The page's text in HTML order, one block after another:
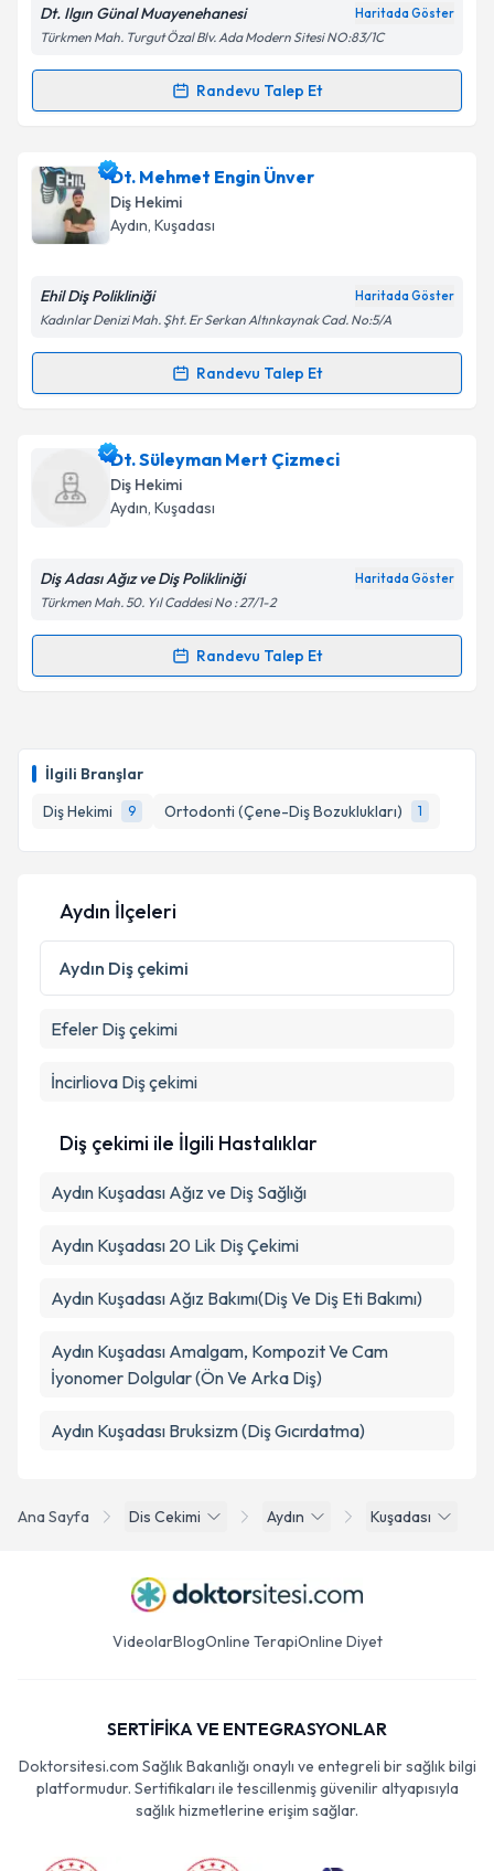
İlgili Branşlar
Diş Hekimi
9 Ortodonti (Çene-Diş Bozuklukları) 1
Kişisel verilerimin işlenmesine ilişkinAydınlatma
Metni'ni okudum ve kişisel verilerimin belirtilen
kapsamda işlenmesini kabul ediyorum.
Dt. Ilgın Günal Muayenehanesi Haritada Göster
Türkmen Mah. Turgut Özal Blv. Ada Modern Sitesi NO:83/1C
Randevu Talep Et
Randevu Takvimi Talebi
Dt. Ilgın Günaliçin randevu takvimi talebi oluşturun.
Size bu uzmandan randevu almanız için bir takvim
hazırlandığında e-posta ile bilgilendireceğiz.
Kişisel verilerimin işlenmesine ilişkin
Metni'ni okudum ve kişisel verilerimin belirtilen
Takvim Talebini Gönder
Dt. Mehmet Engin Ünver
Diş Hekimi
Aydın, Kuşadası
Ehil Diş Polikliniği Haritada Göster
Kadınlar Denizi Mah. Şht. Er Serkan Altınkaynak Cad. No:5/A
Randevu Talep Et
Randevu Takvimi Talebi
Dt. Mehmet Engin Ünveriçin randevu takvimi talebi
oluşturun. Size bu uzmandan randevu almanız için bir
takvim hazırlandığında e-posta ile bilgilendireceğiz.
Kişisel verilerimin işlenmesine ilişkin
Metni'ni okudum ve kişisel verilerimin belirtilen
Dt. Süleyman Mert Çizmeci
Diş Hekimi
Aydın, Kuşadası
Diş Adası Ağız ve Diş Polikliniği Haritada Göster
Türkmen Mah. 50. Yıl Caddesi No : 27/1-2
Randevu Talep Et
Randevu Takvimi Talebi
için bir takvim hazırlandığında e-posta ile
bilgilendireceğiz.
E-posta Adresiniz
Kişisel verilerimin işlenmesine ilişkin
Metni'ni okudum ve kişisel verilerimin belirtilen
Takvim Talebini Gönder
Ana Sayfa Dis Cekimi Aydın Kuşadası
Aydın İlçeleri
Aydın Diş çekimi
Efeler Diş çekimi
İncirliova Diş çekimi
Diş çekimi ile İlgili Hastalıklar
Aydın Kuşadası Ağız ve Diş Sağlığı
Aydın Kuşadası 20 Lik Diş Çekimi
Aydın Kuşadası Ağız Bakımı(Diş Ve Diş Eti Bakımı)
Aydın Kuşadası Amalgam, Kompozit Ve Cam
İyonomer Dolgular (Ön Ve Arka Diş)
Aydın Kuşadası Bruksizm (Diş Gıcırdatma)
VideolarBlogOnline TerapiOnline Diyet
SERTİFİKA VE ENTEGRASYONLAR
Doktorsitesi.com Sağlık Bakanlığı onaylı ve entegreli bir sağlık bilgi
platformudur. Sertifikaları ile tescillenmiş güvenilir altyapısıyla
sağlık hizmetlerine erişim sağlar.